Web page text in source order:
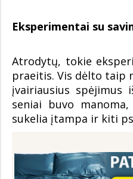
Eksperimentai su
Atrodytų, tokie
praeitis. Vis dėlto taip
įvairiausius spėjimus
seniai buvo
sukelia įtampa ir kiti